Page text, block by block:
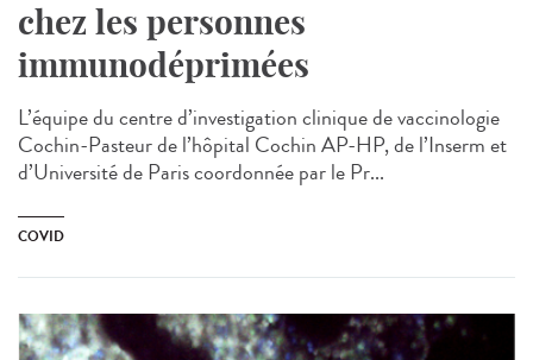
chez les personnes
immunodéprimées
L’équipe du centre d’investigation clinique de vaccinologie
Cochin-Pasteur de l’hôpital Cochin AP-HP, de l’Inserm et
d’Université de Paris coordonnée par le Pr...
COVID